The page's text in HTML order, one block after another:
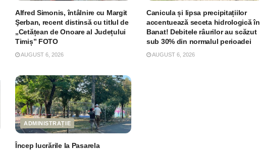
Alfred Simonis, întâlnire cu Margit
Şerban, recent distinsă cu titlul de
„Cetățean de Onoare al Județului
Timiș” FOTO
AUGUST 6, 2026
Canicula și lipsa precipitațiilor
accentuează seceta hidrologică în
Banat! Debitele râurilor au scăzut
sub 30% din normalul perioadei
AUGUST 6, 2026
ADMINISTRAȚIE
Încep lucrările la Pasarela